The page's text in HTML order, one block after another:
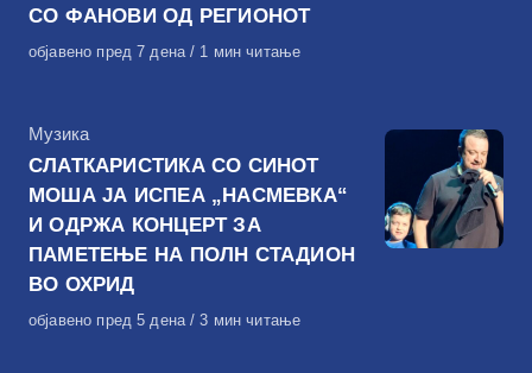
СО ФАНОВИ ОД РЕГИОНОТ
Објавено
објавено пред 7 дена 1 мин читање
КАтегорија
Музика
СЛАТКАРИСТИКА СО СИНОТ
МОША ЈА ИСПЕА „НАСМЕВКА“
И ОДРЖА КОНЦЕРТ ЗА
ПАМЕТЕЊЕ НА ПОЛН СТАДИОН
ВО ОХРИД
Објавено
објавено пред 5 дена 3 мин читање